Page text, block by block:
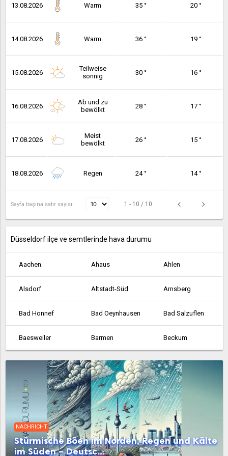
13.08.2026 Warm 35 ° 20 °
14.08.2026 Warm 36 ° 19 °
15.08.2026
Teilweise
sonnig
30 ° 16 °
16.08.2026
Ab und zu
bewölkt
28 ° 17 °
17.08.2026
Meist
bewölkt
26 ° 15 °
18.08.2026 Regen 24 ° 14 °
Sayfa başına satır sayısı: 1 - 10 / 10
Düsseldorf ilçe ve semtlerinde hava durumu
Aachen Ahaus Ahlen
Alsdorf Altstadt-Süd Arnsberg
Bad Honnef Bad Oeynhausen Bad Salzuflen
Baesweiler Barmen Beckum
Bergheim Bergisch Gladbach Bergkamen
Bielefeld Bocholt Bochum
Bonn Borken Bornheim
Bottrop Brilon Brühl
NACHRICHT
Stürmische Böen im Norden, Regen und Kälte
im Süden – Deutsc...